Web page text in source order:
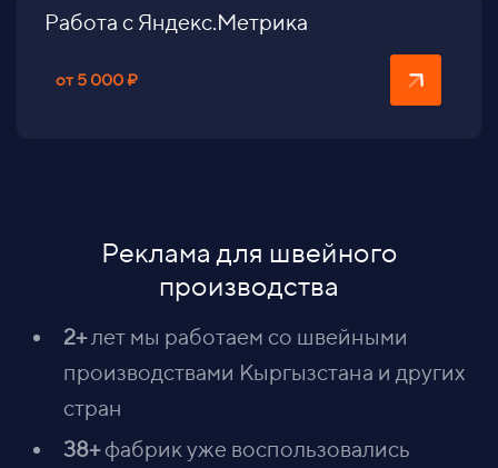
Работа с Яндекс.Метрика
от 5 000 ₽
Реклама для швейного
производства
2+ лет мы работаем со швейными
производствами Кыргызстана и других
стран
38+ фабрик уже воспользовались